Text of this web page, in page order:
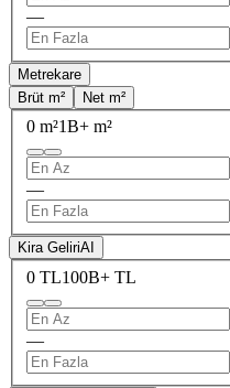
—
Metrekare
Brüt m²
Net m²
0 m²1B+ m²
—
Kira GeliriAI
0 TL100B+ TL
—